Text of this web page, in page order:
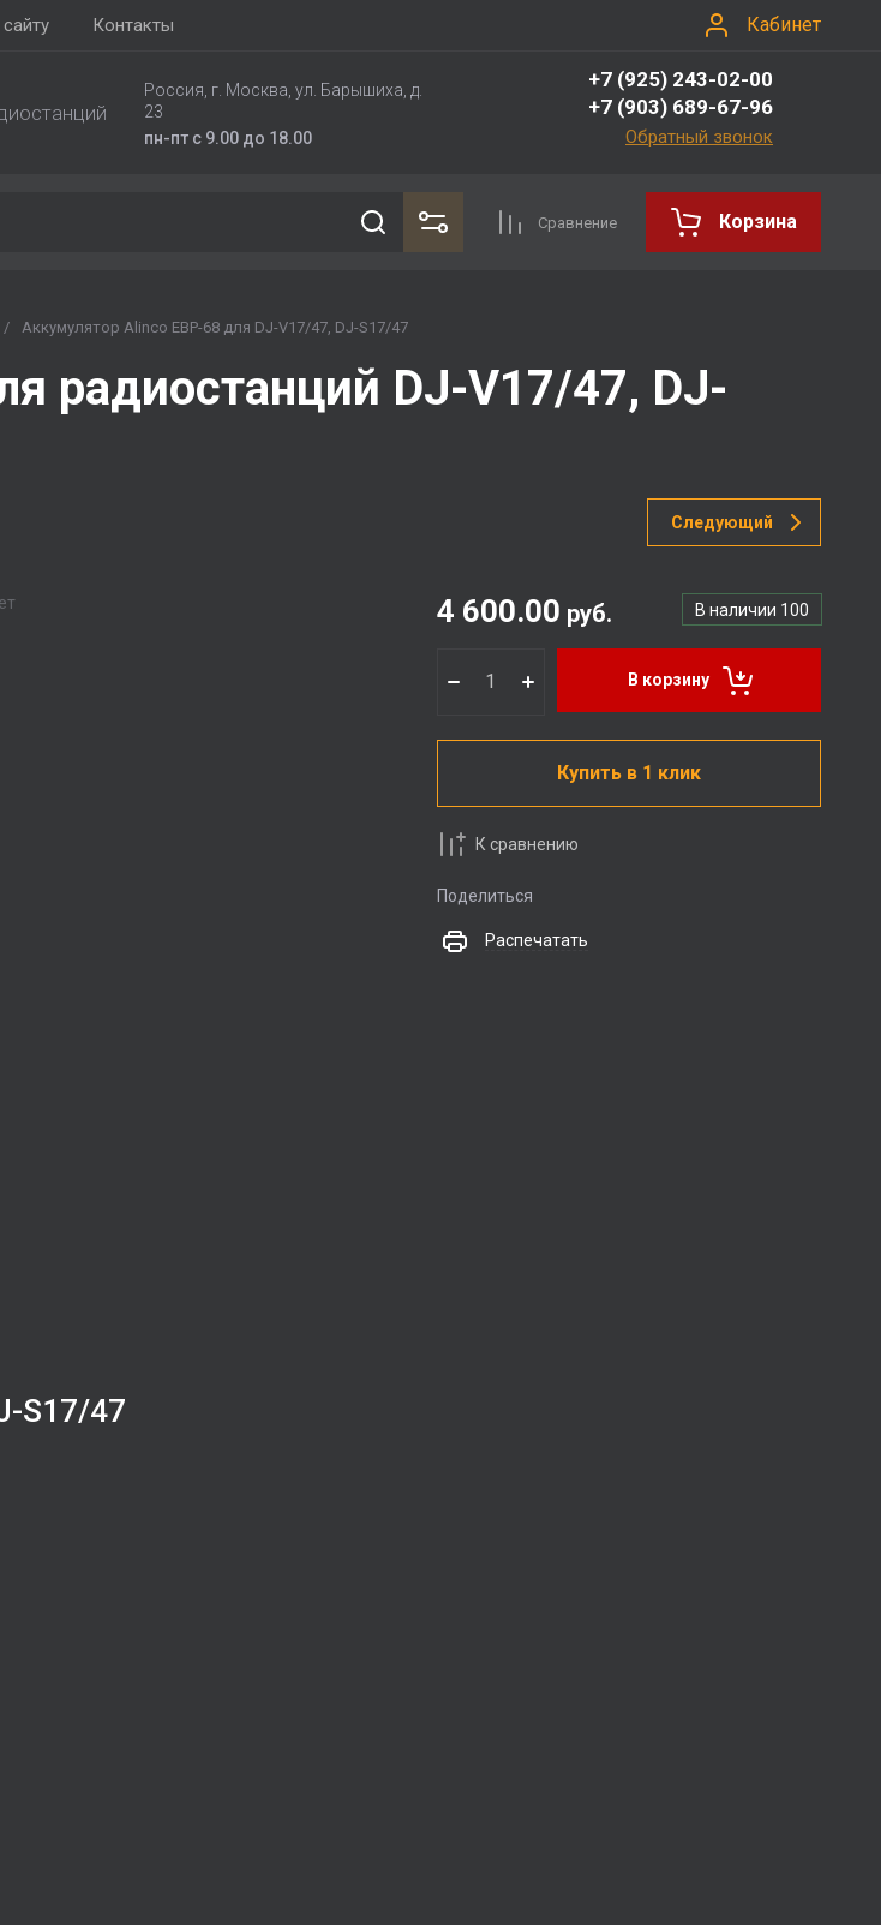
Контакты Кабинет
Россия, г. Москва, ул. Барышиха, д.
23
пн-пт с 9.00 до 18.00
+7 (925) 243-02-00
+7 (903) 689-67-96
Обратный звонок
Сравнение Корзина
/ Аккумулятор Alinco EBP-68 для DJ-V17/47, DJ-S17/47
радиостанций DJ-V17/47, DJ-
Следующий
В наличии 100
4 600.00 руб.
В корзину
Купить в 1 клик
К сравнению
Поделиться
Распечатать
S17/47